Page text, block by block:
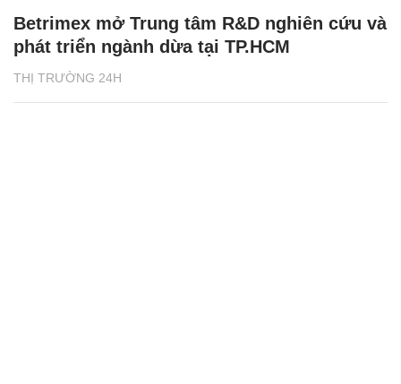
THỊ TRƯỜNG 24H
Betrimex mở Trung tâm R&D nghiên cứu và
phát triển ngành dừa tại TP.HCM